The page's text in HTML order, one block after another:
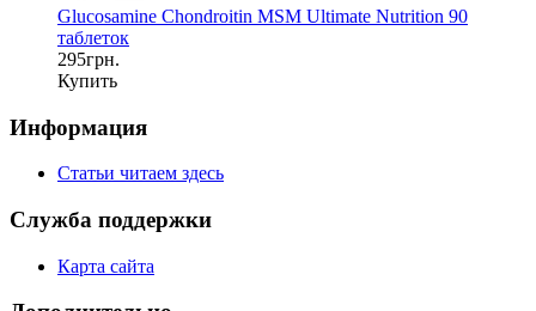
Glucosamine Chondroitin MSM Ultimate Nutrition 90
таблеток
295грн.
Купить
Информация
Статьи читаем здесь
Служба поддержки
Карта сайта